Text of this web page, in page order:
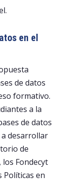
en el
de datos
formativo.
a la
de datos
desarrollar
de
Fondecyt
Políticas en